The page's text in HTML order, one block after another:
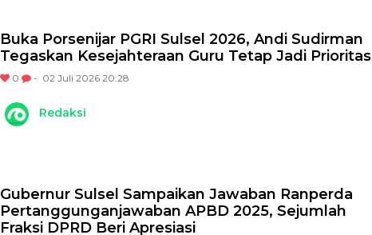
Buka Porsenijar PGRI Sulsel 2026, Andi Sudirman
Tegaskan Kesejahteraan Guru Tetap Jadi Prioritas
0 - 02 Juli 2026 20:28
Redaksi
Gubernur Sulsel Sampaikan Jawaban Ranperda
Pertanggunganjawaban APBD 2025, Sejumlah
Fraksi DPRD Beri Apresiasi